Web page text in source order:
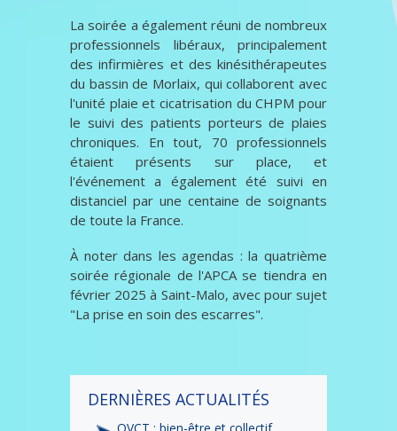
La soirée a également réuni de nombreux
professionnels libéraux, principalement
des infirmières et des kinésithérapeutes
du bassin de Morlaix, qui collaborent avec
l'unité plaie et cicatrisation du CHPM pour
le suivi des patients porteurs de plaies
chroniques. En tout, 70 professionnels
étaient présents sur place, et
l'événement a également été suivi en
distanciel par une centaine de soignants
de toute la France.
À noter dans les agendas : la quatrième
soirée régionale de l'APCA se tiendra en
février 2025 à Saint-Malo, avec pour sujet
"La prise en soin des escarres".
DERNIÈRES ACTUALITÉS